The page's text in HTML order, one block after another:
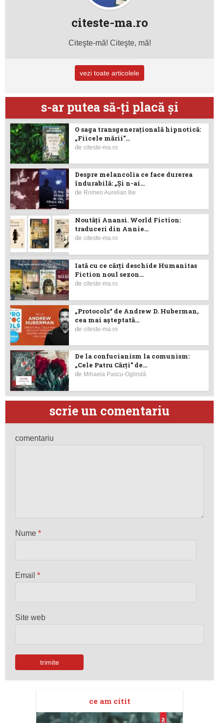
citeste-ma.ro
Citeşte-mă! Citeşte, mă!
vezi toate articolele
s-ar putea să-ţi placă şi
O saga transgenerațională hipnotică:
„Fiicele mării”...
deciteste-ma.ro
Despre melancolia ce face durerea
îndurabilă: „Și n-ai...
de Romeo Aurelian Ilie
Noutăţi Anansi. World Fiction:
traduceri din Annie...
deciteste-ma.ro
Iată cu ce cărţi deschide Humanitas
Fiction noul sezon...
deciteste-ma.ro
„Protocols“ de Andrew D. Huberman,
cea mai așteptată...
deciteste-ma.ro
De la confucianism la comunism:
„Cele Patru Cărți” de...
de Mihaela Pascu-Oglindă
scrie un comentariu
comentariu
Nume*
Email*
Site web
ce am citit